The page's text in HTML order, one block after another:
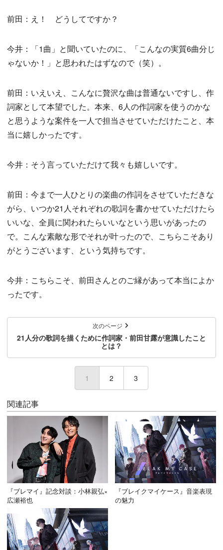
前田：え！ どうしてですか？
今井：「1曲」と聞いていたのに、「こんなの実質6曲分じ
ゃないか！」と思われたはずなので（笑）。
前田：いえいえ、こんなに贅沢な曲は普通ないですし、作
詞家として本望でした。本来、6人の作詞家を使うのかな
と思うような案件を一人で担当させていただけたこと、本
当に嬉しかったです。
今井：そう言っていただけて我々も嬉しいです。
前田：今まで一人ひとりの楽曲の作詞をさせていただきな
がら、いつか21人それぞれの歌詞を書かせていただけたら
いいな、全員に関われたらいいなという思いがあったの
で。こんな素敵な形でそれが叶ったので、こちらこそあり
がとうございます、という気持ちです。
今井：こちらこそ、前田さんとのご縁があって本当によか
ったです。
次のページ
21人分の歌詞を描くために作詞家・前田甘露が意識したこと
とは？
1 (current)
2 3
関連記事
『ブレマイ』記念対談：小林親弘×
広瀬裕也
『ブレイクマイケース』音楽表現
の魅力